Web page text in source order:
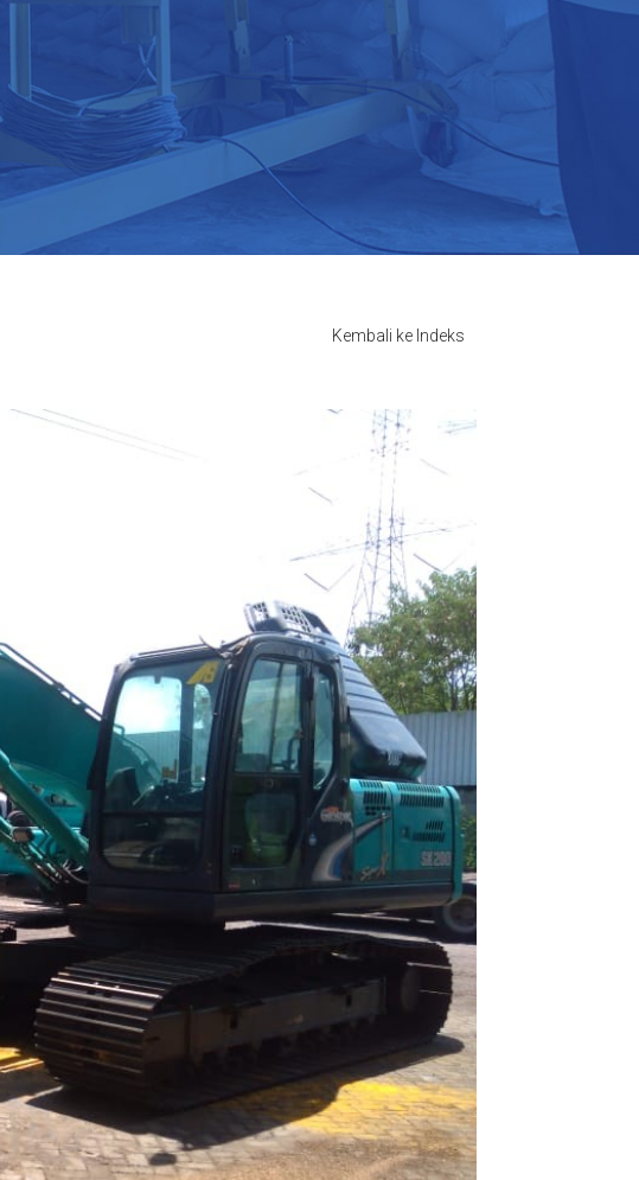
Kembali ke Indeks